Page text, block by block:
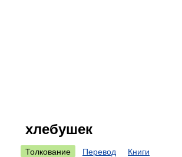
хлебушек
Толкование Перевод Книги